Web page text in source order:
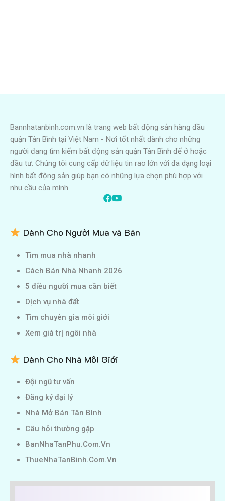
Bannhatanbinh.com.vn là trang web bất động sản hàng đầu
quận Tân Bình tại Việt Nam - Nơi tốt nhất dành cho những
người đang tìm kiếm bất động sản quận Tân Bình để ở hoặc
đầu tư. Chúng tôi cung cấp dữ liệu tin rao lớn với đa dạng loại
hình bất động sản giúp bạn có những lựa chọn phù hợp với
nhu cầu của mình.
Dành Cho Người Mua và Bán
Tìm mua nhà nhanh
Cách Bán Nhà Nhanh 2026
5 điều người mua cần biết
Dịch vụ nhà đất
Tìm chuyên gia môi giới
Xem giá trị ngôi nhà
Dành Cho Nhà Môi Giới
Đội ngũ tư vấn
Đăng ký đại lý
Nhà Mở Bán Tân Bình
Câu hỏi thường gặp
BanNhaTanPhu.Com.Vn
ThueNhaTanBinh.Com.Vn